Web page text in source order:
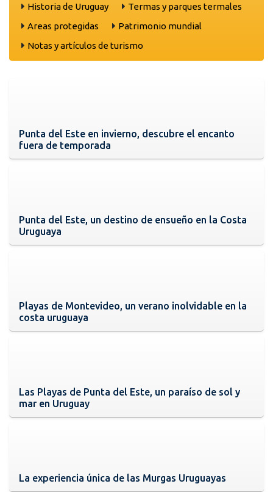
Historia de Uruguay
Termas y parques termales
Areas protegidas
Patrimonio mundial
Notas y artículos de turismo
Punta del Este en invierno, descubre el encanto
fuera de temporada
Punta del Este, un destino de ensueño en la Costa
Uruguaya
Playas de Montevideo, un verano inolvidable en la
costa uruguaya
Las Playas de Punta del Este, un paraíso de sol y
mar en Uruguay
La experiencia única de las Murgas Uruguayas